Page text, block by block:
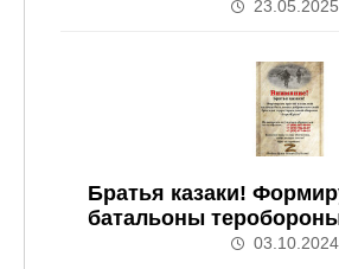
23.05.2025
Братья казаки!
батальоны
03.10.2024